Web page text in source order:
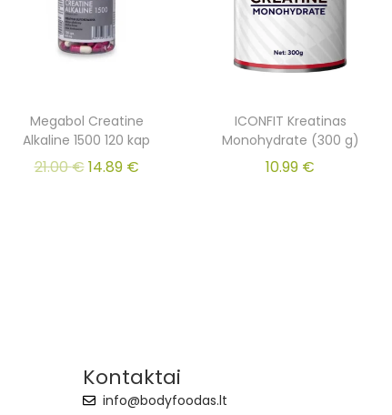
Megabol Creatine
Alkaline 1500 120 kap
21.00€14.89 €
ICONFIT Kreatinas
Monohydrate (300 g)
10.99 €
Kontaktai
info@bodyfoodas.lt